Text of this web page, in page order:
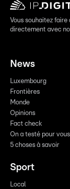
Vous souhaitez
directement avec
News
Luxembourg
Frontières
Monde
Opinions
Fact check
On a testé pour vous
5 choses à savoir
Sport
Local